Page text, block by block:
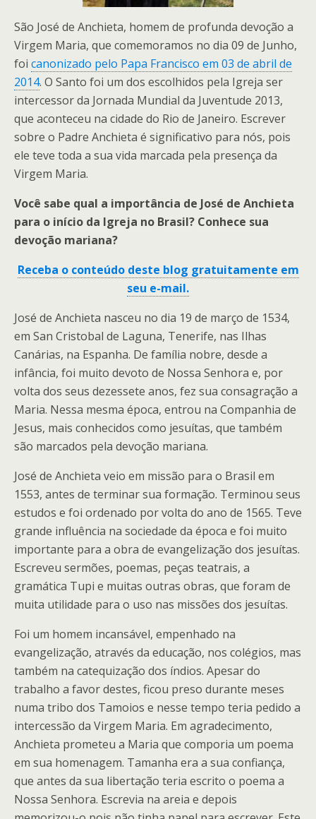
São José de Anchieta, homem de profunda devoção a
Virgem Maria, que comemoramos no dia 09 de Junho,
foi canonizado pelo Papa Francisco em 03 de abril de
2014. O Santo foi um dos escolhidos pela Igreja ser
intercessor da Jornada Mundial da Juventude 2013,
que aconteceu na cidade do Rio de Janeiro. Escrever
sobre o Padre Anchieta é significativo para nós, pois
ele teve toda a sua vida marcada pela presença da
Virgem Maria.
Você sabe qual a importância de José de Anchieta
para o início da Igreja no Brasil? Conhece sua
devoção mariana?
Receba o conteúdo deste blog gratuitamente em
seu e-mail.
José de Anchieta nasceu no dia 19 de março de 1534,
em San Cristobal de Laguna, Tenerife, nas Ilhas
Canárias, na Espanha. De família nobre, desde a
infância, foi muito devoto de Nossa Senhora e, por
volta dos seus dezessete anos, fez sua consagração a
Maria. Nessa mesma época, entrou na Companhia de
Jesus, mais conhecidos como jesuítas, que também
são marcados pela devoção mariana.
José de Anchieta veio em missão para o Brasil em
1553, antes de terminar sua formação. Terminou seus
estudos e foi ordenado por volta do ano de 1565. Teve
grande influência na sociedade da época e foi muito
importante para a obra de evangelização dos jesuítas.
Escreveu sermões, poemas, peças teatrais, a
gramática Tupi e muitas outras obras, que foram de
muita utilidade para o uso nas missões dos jesuítas.
Foi um homem incansável, empenhado na
evangelização, através da educação, nos colégios, mas
também na catequização dos índios. Apesar do
trabalho a favor destes, ficou preso durante meses
numa tribo dos Tamoios e nesse tempo teria pedido a
intercessão da Virgem Maria. Em agradecimento,
Anchieta prometeu a Maria que comporia um poema
em sua homenagem. Tamanha era a sua confiança,
que antes da sua libertação teria escrito o poema a
Nossa Senhora. Escrevia na areia e depois